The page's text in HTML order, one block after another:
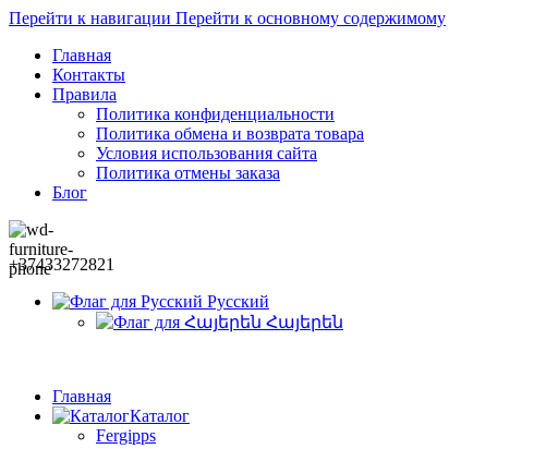
Перейти к навигации Перейти к основному содержимому
Главная
Контакты
Правила
Политика конфиденциальности
Политика обмена и возврата товара
Условия использования сайта
Политика отмены заказа
Блог
+37433272821
Русский
Հայերեն
Главная
Каталог
Fergipps